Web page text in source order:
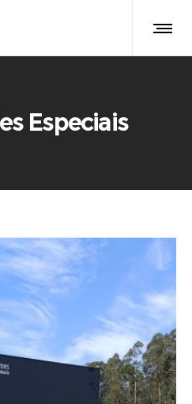
Especiais